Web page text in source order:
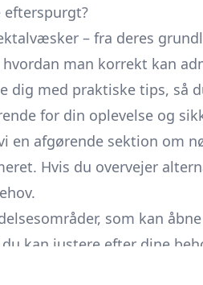
– fra deres
man korrekt kan
med praktiske tips, så
for din oplevelse og
en afgørende sektion om
Hvis du overvejer
som kan
kan justere efter dine